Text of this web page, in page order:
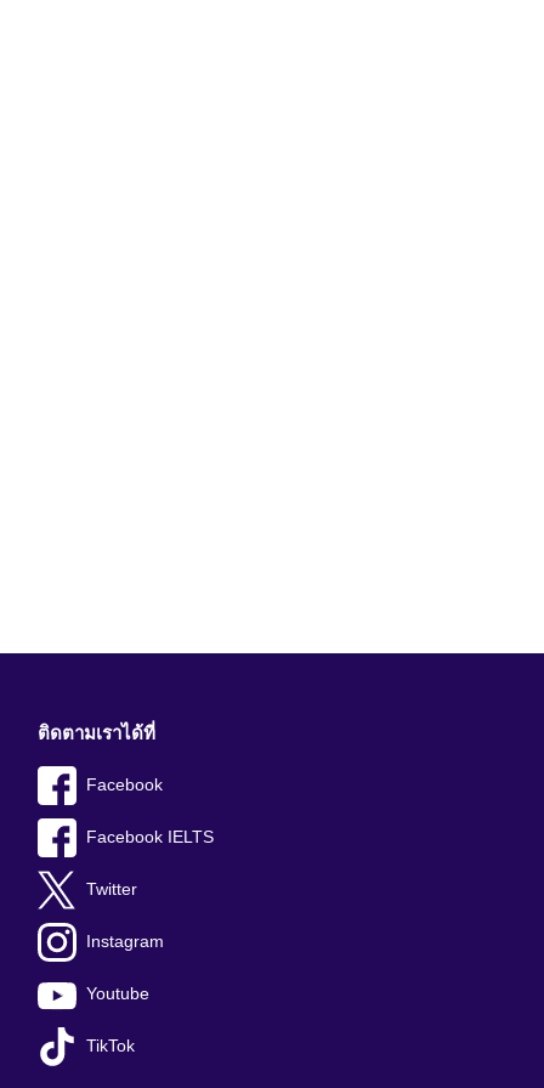
ติดตามเราได้ที่
Facebook
Facebook IELTS
Twitter
Instagram
Youtube
TikTok